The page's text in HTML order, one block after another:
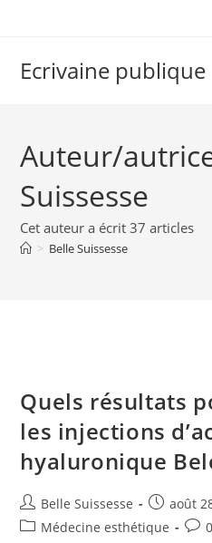
Ecrivaine publique
Auteur/
Suissesse
Cet auteur a écrit 37 articles
> Belle Suissesse
Quels résultats
les injections
hyaluronique
Auteur/autrice
de
Belle Suissesse
publiée :
août
PostMédecine esthétique